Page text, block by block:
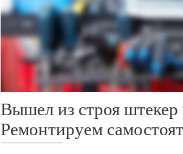
Вышел из строя
Ремонтируем